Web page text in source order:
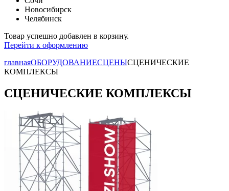
Новосибирск
Челябинск
Товар успешно добавлен в корзину.
Перейти к оформлению
главнаяОБОРУДОВАНИЕСЦЕНЫСЦЕНИЧЕСКИЕ
КОМПЛЕКСЫ
СЦЕНИЧЕСКИЕ КОМПЛЕКСЫ